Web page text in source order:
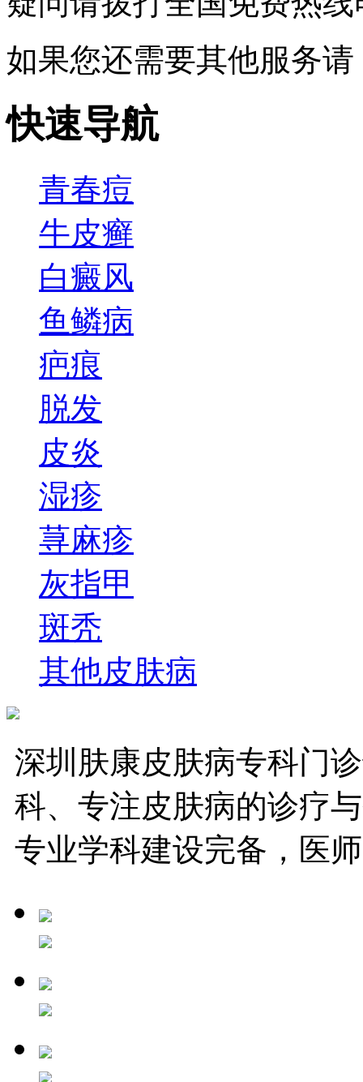
如果您还需要其他服务
快速导航
青春痘
牛皮癣
白癜风
鱼鳞病
疤痕
脱发
皮炎
湿疹
荨麻疹
灰指甲
斑秃
其他皮肤病
深圳肤康皮肤病专科门
科、专注皮肤病的诊疗
专业学科建设完备，医